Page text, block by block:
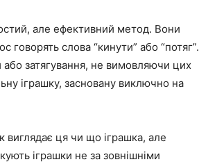
але ефективний метод. Вони
говорять слова “кинути” або “потяг”.
або затягування, не вимовляючи цих
іграшку, засновану виключно на
виглядає ця чи що іграшка, але
іграшки не за зовнішніми